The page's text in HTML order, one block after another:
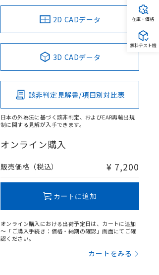
2D CADデータ
3D CADデータ
該非判定見解書/項目別対比表
日本の外為法に基づく該非判定、およびEAR再輸出規
制に関する見解が入手できます。
オンライン購入
販売価格（税込） ¥ 7,200
カートに追加
オンライン購入における出荷予定日は、カートに追加
～「ご購入手続き：価格・納期の確認」画面にてご確
認ください。
カートをみる
在庫・価格
無料テスト機